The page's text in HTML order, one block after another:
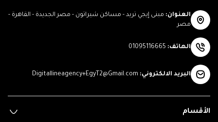
العنوان: مبنى إيجي تريد - مساكن شيراتون - مصر الجديدة - القاهرة -
مصر
الهاتف:
01095116665
البريد الالكتروني:
Digitallineagency+EgyT2@Gmail.com
الأقسام